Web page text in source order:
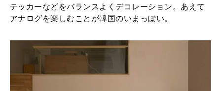
テッカーなどをバランスよくデコレーション。あえて
アナログを楽しむことが韓国のいまっぽい。